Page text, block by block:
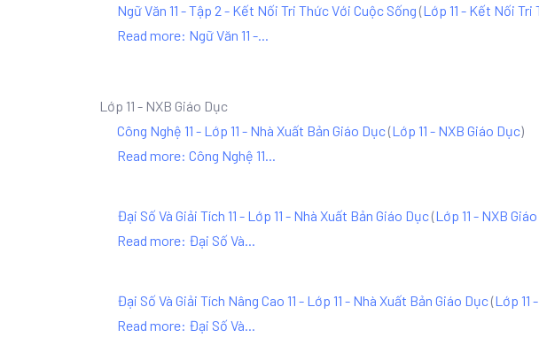
Ngữ Văn 11 - Tập 2 - Kết Nối Tri Thức Với Cuộc Sống (Lớp 11 - Kết Nối Tri
Read more: Ngữ Văn 11 -...
Lớp 11 - NXB Giáo Dục
Công Nghệ 11 - Lớp 11 - Nhà Xuất Bản Giáo Dục(Lớp 11 - NXB Giáo Dục)
Read more: Công Nghệ 11...
Đại Số Và Giải Tích 11 - Lớp 11 - Nhà Xuất Bản Giáo Dục(Lớp 11 - NXB
Read more: Đại Số Và...
Đại Số Và Giải Tích Nâng Cao 11 - Lớp 11 - Nhà Xuất Bản Giáo Dục(Lớp 11
Read more: Đại Số Và...